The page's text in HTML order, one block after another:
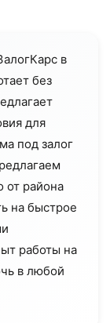
в
без
для
под залог
от района
на быстрое
работы на
в любой